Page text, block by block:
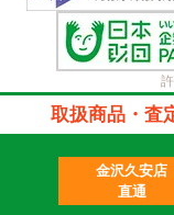
古物商許可番号：第
質屋許可番号：第
取扱商品・査
金沢久安店
直通